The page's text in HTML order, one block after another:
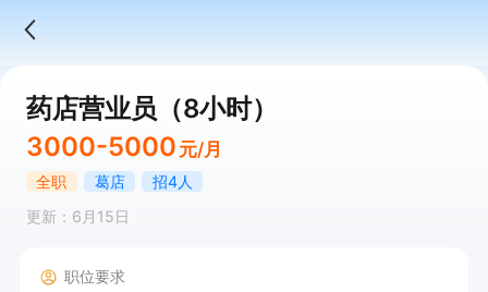
药店营业员（8小时）
3000-5000 元/月
全职 葛店
招4人
更新：6月15日
职位要求